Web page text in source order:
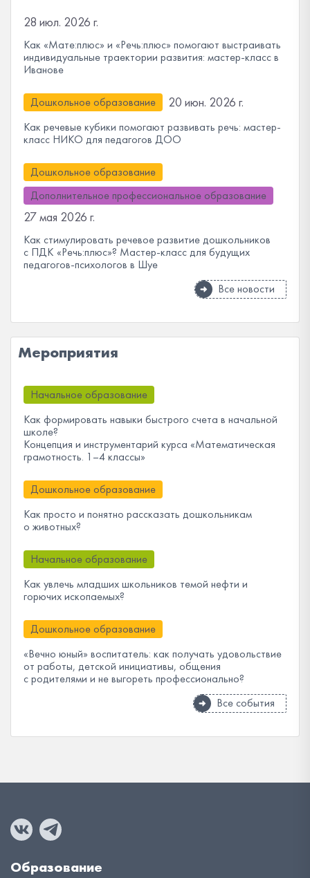
28 июл. 2026 г.
Как «Мате:плюс» и «Речь:плюс» помогают выстраивать
индивидуальные траектории развития: мастер-класс в
Иванове
Дошкольное образование 20 июн. 2026 г.
Как речевые кубики помогают развивать речь: мастер-
класс НИКО для педагогов ДОО
Дошкольное образование
Дополнительное профессиональное образование
27 мая 2026 г.
Как стимулировать речевое развитие дошкольников
с ПДК «Речь:плюс»? Мастер-класс для будущих
педагогов-психологов в Шуе
Все новости
Мероприятия
Начальное образование
Как формировать навыки быстрого счета в начальной
школе?
Концепция и инструментарий курса «Математическая
грамотность. 1–4 классы»
Дошкольное образование
Как просто и понятно рассказать дошкольникам
о животных?
Начальное образование
Как увлечь младших школьников темой нефти и
горючих ископаемых?
Дошкольное образование
«Вечно юный» воспитатель: как получать удовольствие
от работы, детской инициативы, общения
с родителями и не выгореть профессионально?
Все события
Образование